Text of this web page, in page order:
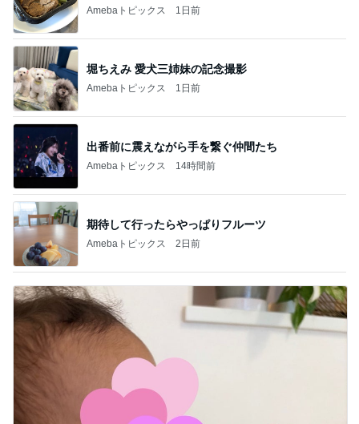
Amebaトピックス 1日前
堀ちえみ 愛犬三姉妹の記念撮影
Amebaトピックス 1日前
出番前に震えながら手を繋ぐ仲間たち
Amebaトピックス 14時間前
期待して行ったらやっぱりフルーツ
Amebaトピックス 2日前